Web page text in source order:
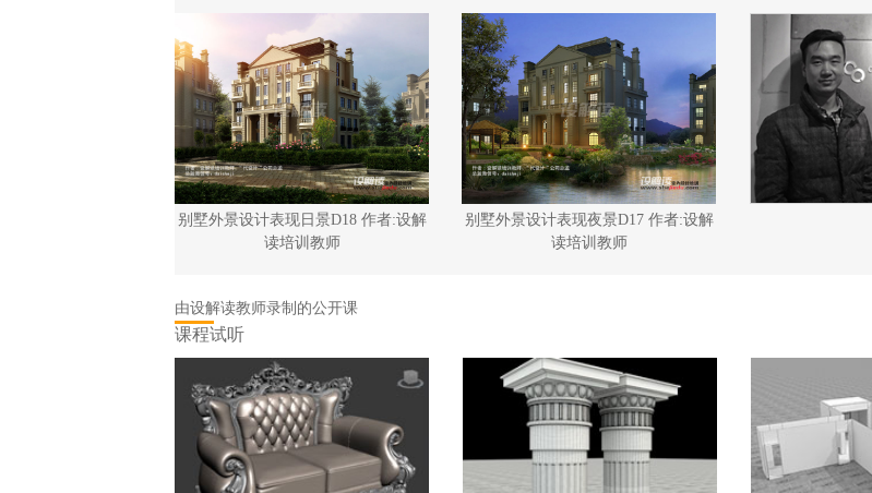
别墅外景设计表现日景D18 作者:设解
读培训教师
别墅外景设计表现夜景D17 作者:设解
读培训教师
孙威龙
设解读培训
1012期学员
由设解读教师录制的公开课
课程试听